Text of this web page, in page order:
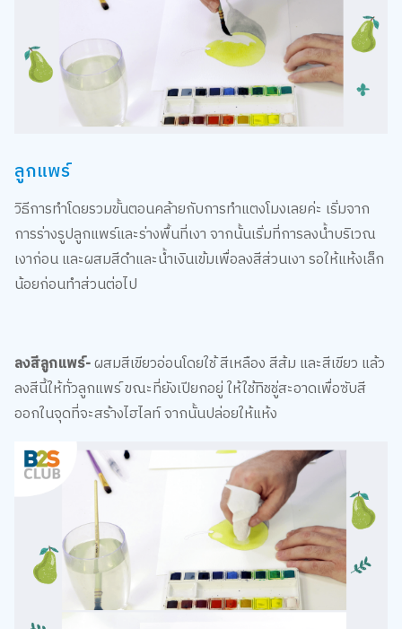
ลูกแพร์
วิธีการทำโดยรวมขั้นตอนคล้ายกับการทำแตงโมงเลยค่ะ เริ่มจาก
การร่างรูปลูกแพร์และร่างพื้นที่เงา จากนั้นเริ่มที่การลงน้ำบริเวณ
เงาก่อน และผสมสีดำและน้ำเงินเข้มเพื่อลงสีส่วนเงา รอให้แห้งเล็ก
น้อยก่อนทำส่วนต่อไป
ลงสีลูกแพร์-ผสมสีเขียวอ่อนโดยใช้ สีเหลือง สีส้ม และสีเขียว แล้ว
ลงสีนี้ให้ทั่วลูกแพร์ ขณะที่ยังเปียกอยู่ ให้ใช้ทิชชู่สะอาดเพื่อซับสี
ออกในจุดที่จะสร้างไฮไลท์ จากนั้นปล่อยให้แห้ง